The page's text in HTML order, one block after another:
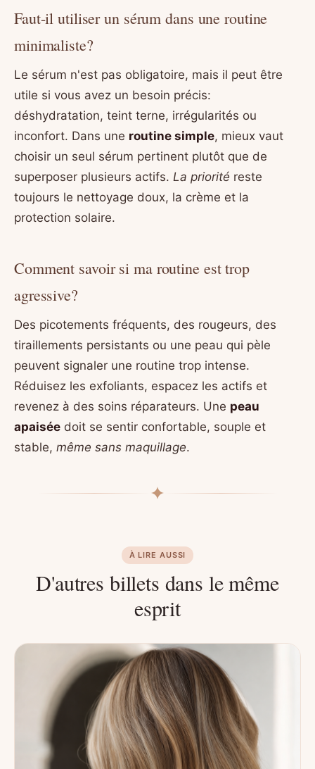
Faut-il utiliser un sérum dans une routine
minimaliste?
Le sérum n'est pas obligatoire, mais il peut être
utile si vous avez un besoin précis:
déshydratation, teint terne, irrégularités ou
inconfort. Dans une routine simple, mieux vaut
choisir un seul sérum pertinent plutôt que de
superposer plusieurs actifs. La priorité reste
toujours le nettoyage doux, la crème et la
protection solaire.
Comment savoir si ma routine est trop
agressive?
Des picotements fréquents, des rougeurs, des
tiraillements persistants ou une peau qui pèle
peuvent signaler une routine trop intense.
Réduisez les exfoliants, espacez les actifs et
revenez à des soins réparateurs. Une peau
apaisée doit se sentir confortable, souple et
stable, même sans maquillage.
À LIRE AUSSI
D'autres billets dans le même
esprit